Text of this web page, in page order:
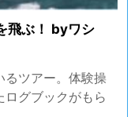
飛ぶ！ byワシ
るツアー。体験操
グブックがもら